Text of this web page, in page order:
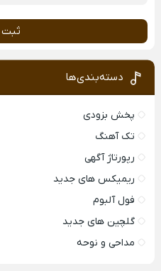
ثبت
دسته‌بندی‌ها
پخش بزودی
تک آهنگ
رپورتاژ آگهی
ریمیکس های جدید
فول آلبوم
گلچین های جدید
مداحی و نوحه